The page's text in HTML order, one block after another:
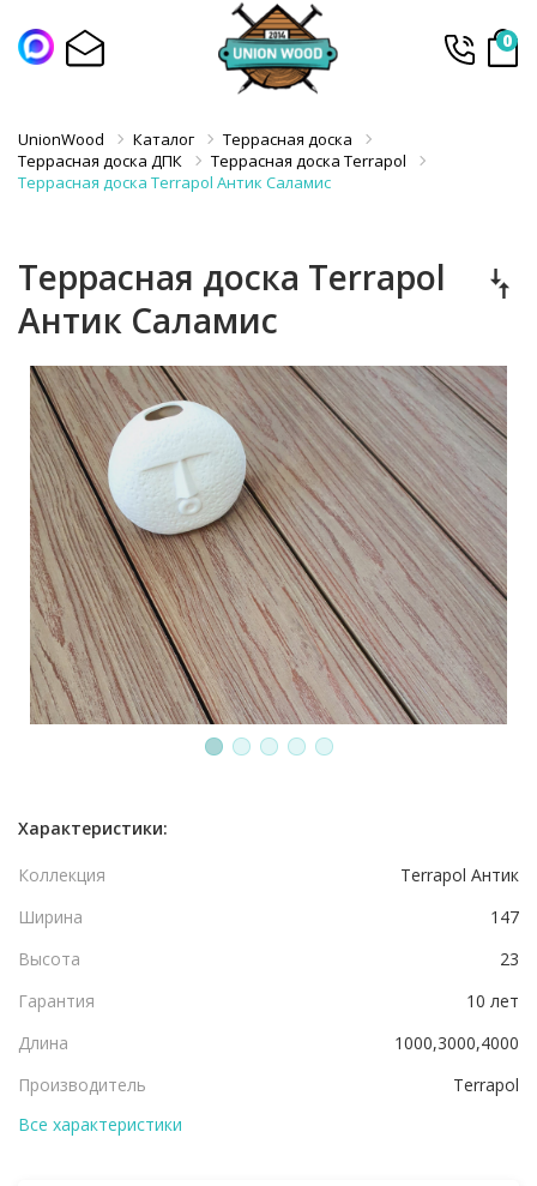
0
UnionWood Каталог
Террасная доска
Террасная доска ДПК
Террасная доска Terrapol
Террасная доска Terrapol Антик Саламис
Террасная доска Terrapol
Антик Саламис
1 2 3 4 5
Характеристики:
Коллекция
Terrapol Антик
Ширина
147
Высота
23
Гарантия
10 лет
Длина
1000,3000,4000
Производитель
Terrapol
Все характеристики